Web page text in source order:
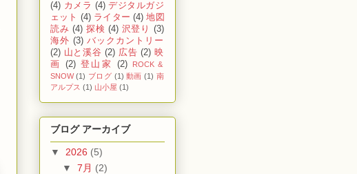
(4) カメラ (4) デジタルガジ
ェット (4) ライター (4) 地図
読み (4) 探検 (4) 沢登り
(3)
海外 (3) バックカントリー
(2) 山と溪谷 (2) 広告 (2) 映
画
(2) 登山家 (2)
ROCK &
SNOW (1) ブログ (1) 動画 (1) 南
アルプス (1) 山小屋 (1)
ブログ アーカイブ
▼ 2026 (5)
▼ 7月 (2)